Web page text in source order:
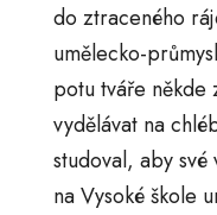
do ztraceného
umělecko-
potu tváře někde
vydělávat na
studoval, aby
na Vysoké škole